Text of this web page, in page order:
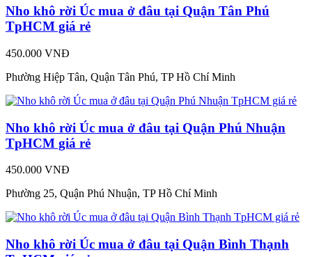
Nho khô rời Úc mua ở đâu tại Quận Tân Phú
TpHCM giá rẻ
450.000 VNĐ
Phường Hiệp Tân, Quận Tân Phú, TP Hồ Chí Minh
Nho khô rời Úc mua ở đâu tại Quận Phú Nhuận
TpHCM giá rẻ
450.000 VNĐ
Phường 25, Quận Phú Nhuận, TP Hồ Chí Minh
Nho khô rời Úc mua ở đâu tại Quận Bình Thạnh